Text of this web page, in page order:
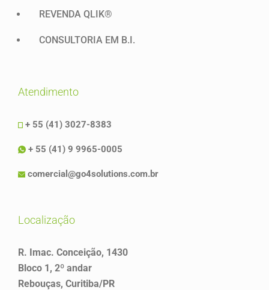
REVENDA QLIK®
CONSULTORIA EM B.I.
atendimento
+ 55 (41) 3027-8383
+ 55 (41) 9 9965-0005
comercial@go4solutions.com.br
localização
R. Imac. Conceição, 1430
Bloco 1, 2º andar
Rebouças, Curitiba/PR